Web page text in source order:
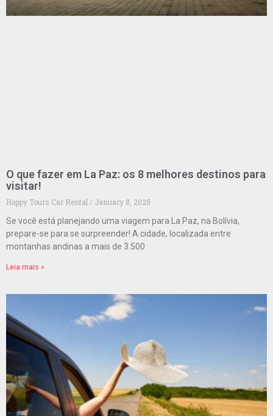
O que fazer em La Paz: os 8 melhores destinos para
visitar!
Happy Tours Car Rental
January 8, 2025
Se você está planejando uma viagem para La Paz, na Bolívia,
prepare-se para se surpreender! A cidade, localizada entre
montanhas andinas a mais de 3.500
Leia mais »